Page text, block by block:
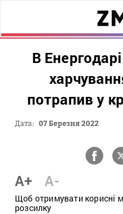
В
потрапив у
Дата: 07 Березня 2022
A+ A-
Щоб отримувати корисні
розсилку